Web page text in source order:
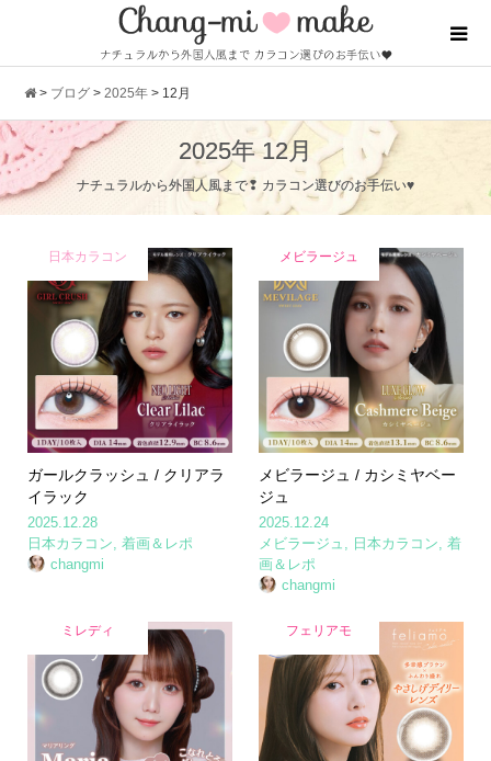
> ブログ >2025年 > 12月
2025年 12月
ナチュラルから外国人風まで❢ カラコン選びのお手伝い♥
日本カラコン
ガールクラッシュ / クリアラ
イラック
2025.12.28
日本カラコン 着画＆レポ
changmi
メビラージュ
メビラージュ / カシミヤベー
ジュ
2025.12.24
メビラージュ
日本カラコン ,着
画＆レポ
changmi
ミレディ フェリアモ